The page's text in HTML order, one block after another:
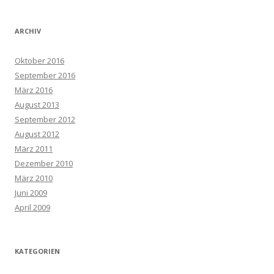
ARCHIV
Oktober 2016
September 2016
März 2016
August 2013
September 2012
August 2012
März 2011
Dezember 2010
März 2010
Juni 2009
April 2009
KATEGORIEN